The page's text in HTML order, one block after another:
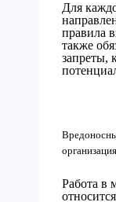
Для
правила
также
запреты,
Работа в